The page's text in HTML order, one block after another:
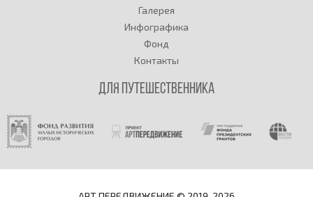
Галерея
Инфографика
Фонд
Контакты
Для путешественника